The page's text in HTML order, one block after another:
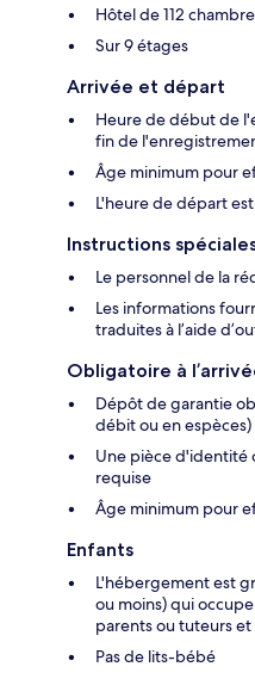
Hôtel de 112
Sur 9 étages
Arrivée et départ
Heure de début de
fin de
Âge minimum pour
L'heure de départ est
Instructions
Le personnel de la
Les informations
traduites à l’aide
Obligatoire à
Dépôt de garantie
débit ou en espèces)
Une pièce d'identité
requise
Âge minimum pour
Enfants
L'hébergement est
ou moins) qui
parents ou tuteurs
Pas de lits-bébé